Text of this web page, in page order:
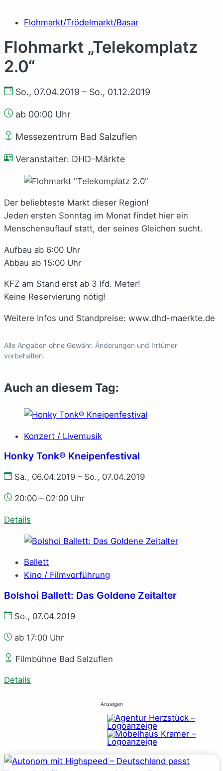
Flohmarkt/Trödelmarkt/Basar
Flohmarkt „Telekomplatz
2.0“
So., 07.04.2019 – So., 01.12.2019
ab 00:00 Uhr
Messezentrum Bad Salzuflen
Veranstalter: DHD-Märkte
Der beliebteste Markt dieser Region!
Jeden ersten Sonntag im Monat findet hier ein
Menschenauflauf statt, der seines Gleichen sucht.
Aufbau ab 6:00 Uhr
Abbau ab 15:00 Uhr
KFZ am Stand erst ab 3 lfd. Meter!
Keine Reservierung nötig!
Weitere Infos und Standpreise: www.dhd-maerkte.de
Alle Angaben ohne Gewähr. Änderungen und Irrtümer
vorbehalten.
Auch an diesem Tag:
Konzert / Livemusik
Honky Tonk® Kneipenfestival
Sa., 06.04.2019 – So., 07.04.2019
20:00 – 02:00 Uhr
Details
Ballett
Kino / Filmvorführung
Bolshoi Ballett: Das Goldene Zeitalter
So., 07.04.2019
ab 17:00 Uhr
Filmbühne Bad Salzuflen
Details
Anzeigen